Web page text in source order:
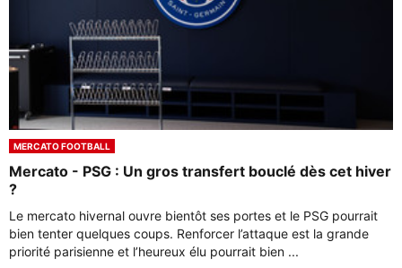
MERCATO FOOTBALL
Mercato - PSG : Un gros transfert bouclé dès cet hiver
?
Le mercato hivernal ouvre bientôt ses portes et le PSG pourrait
bien tenter quelques coups. Renforcer l’attaque est la grande
priorité parisienne et l’heureux élu pourrait bien ...